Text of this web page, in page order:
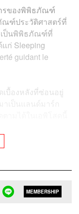
รของพิพิธภัณฑ์
ณฑ์ประวัติศาสตร์ที่
เป็นพิพิธภัณฑ์ที่
ก่ Sleeping
guidant le
บื้องหลังที่ซ่อนอยู่
MEMBERSHIP